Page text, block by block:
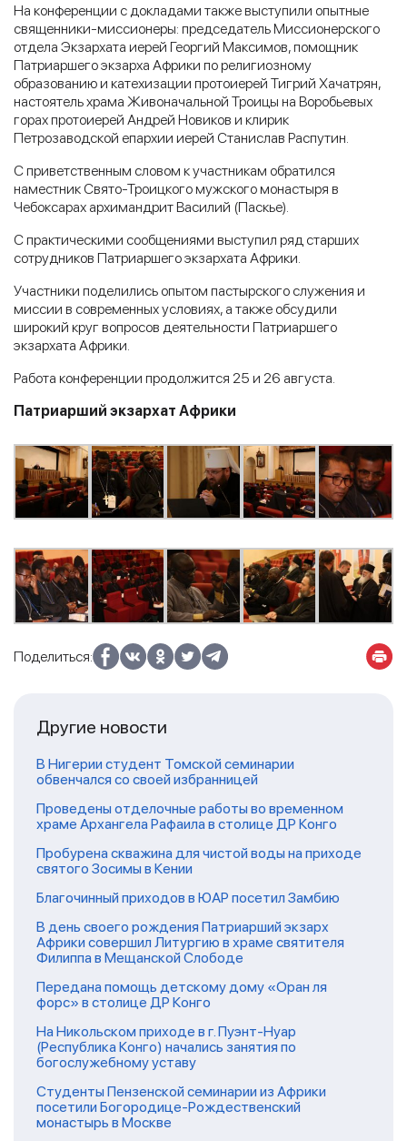
На конференции с докладами также выступили опытные
священники-миссионеры: председатель Миссионерского
отдела Экзархата иерей Георгий Максимов, помощник
Патриаршего экзарха Африки по религиозному
образованию и катехизации протоиерей Тигрий Хачатрян,
настоятель храма Живоначальной Троицы на Воробьевых
горах протоиерей Андрей Новиков и клирик
Петрозаводской епархии иерей Станислав Распутин.
С приветственным словом к участникам обратился
наместник Свято-Троицкого мужского монастыря в
Чебоксарах архимандрит Василий (Паскье).
С практическими сообщениями выступил ряд старших
сотрудников Патриаршего экзархата Африки.
Участники поделились опытом пастырского служения и
миссии в современных условиях, а также обсудили
широкий круг вопросов деятельности Патриаршего
экзархата Африки.
Работа конференции продолжится 25 и 26 августа.
Патриарший экзархат Африки
Поделиться:
Другие новости
В Нигерии студент Томской семинарии
обвенчался со своей избранницей
Проведены отделочные работы во временном
храме Архангела Рафаила в столице ДР Конго
Пробурена скважина для чистой воды на приходе
святого Зосимы в Кении
Благочинный приходов в ЮАР посетил Замбию
В день своего рождения Патриарший экзарх
Африки совершил Литургию в храме святителя
Филиппа в Мещанской Слободе
Передана помощь детскому дому «Оран ля
форс» в столице ДР Конго
На Никольском приходе в г. Пуэнт-Нуар
(Республика Конго) начались занятия по
богослужебному уставу
Студенты Пензенской семинарии из Африки
посетили Богородице-Рождественский
монастырь в Москве